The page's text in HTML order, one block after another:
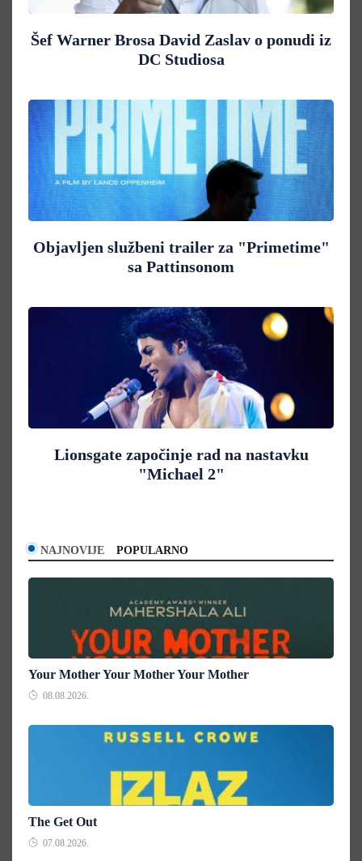
Šef Warner Brosa David Zaslav o ponudi iz
DC Studiosa
Objavljen službeni trailer za "Primetime"
sa Pattinsonom
Lionsgate započinje rad na nastavku
"Michael 2"
NAJNOVIJE POPULARNO
Your Mother Your Mother Your Mother
08.08.2026.
The Get Out
07.08.2026.